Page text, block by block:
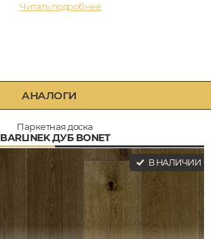
Читать подробнее
АНАЛОГИ
Паркетная доска
BARLINEK ДУБ BONET
В НАЛИЧИИ